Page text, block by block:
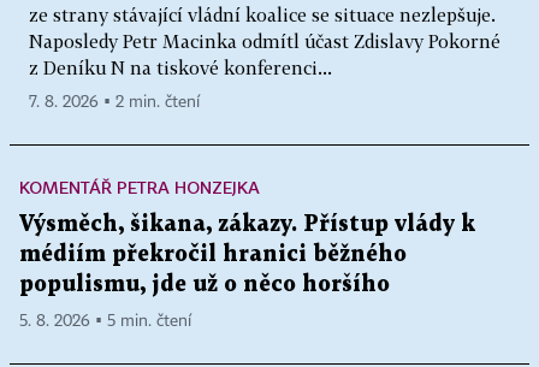
ze strany stávající vládní koalice se situace nezlepšuje.
Naposledy Petr Macinka odmítl účast Zdislavy Pokorné
z Deníku N na tiskové konferenci...
7. 8. 2026 ▪ 2 min. čtení
KOMENTÁŘ PETRA HONZEJKA
Výsměch, šikana, zákazy. Přístup vlády k
médiím překročil hranici běžného
populismu, jde už o něco horšího
5. 8. 2026 ▪ 5 min. čtení